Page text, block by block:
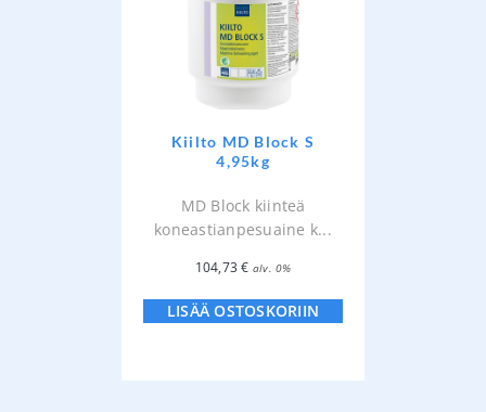
Kiilto MD Block S
4,95kg
MD Block kiinteä
koneastianpesuaine k...
104,73€ alv. 0%
LISÄÄ OSTOSKORIIN